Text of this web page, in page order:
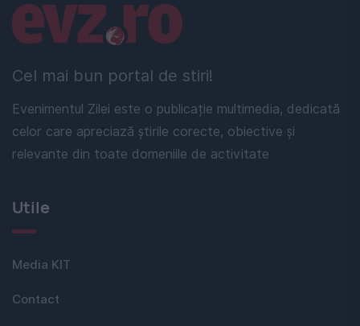
Cel mai bun portal de stiri!
Evenimentul Zilei este o publicație multimedia, dedicată
celor care apreciază știrile corecte, obiective și
relevante din toate domeniile de activitate
Linkuri utile
Utile
Media KIT
Contact